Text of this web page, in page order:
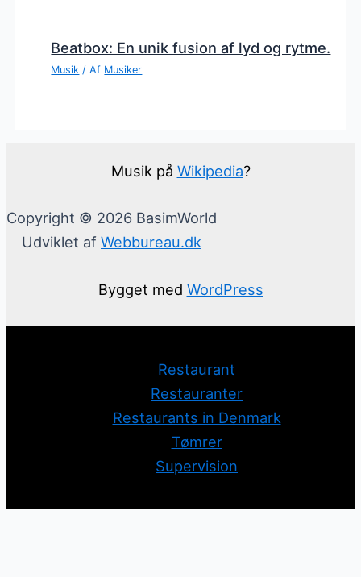
Beatbox: En unik fusion af lyd og rytme.
Musik / Af Musiker
Musik på Wikipedia?
Copyright © 2026 BasimWorld
Udviklet af Webbureau.dk
Bygget med WordPress
Restaurant
Restauranter
Restaurants in Denmark
Tømrer
Supervision